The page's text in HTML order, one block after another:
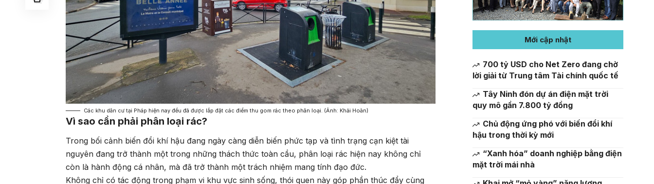
Các khu dân cư tại Pháp hiện nay đều đã được lắp đặt các điểm thu gom rác theo phân loại. (Ảnh: Khải Hoàn)
Vì sao cần phải phân loại rác?
Trong bối cảnh biến đổi khí hậu đang ngày càng diễn biến phức tạp và tình trạng cạn kiệt tài
nguyên đang trở thành một trong những thách thức toàn cầu, phân loại rác hiện nay không chỉ
còn là hành động cá nhân, mà đã trở thành một trách nhiệm mang tính đạo đức.
Không chỉ có tác động trong phạm vi khu vực sinh sống, thói quen này góp phần thúc đẩy cùng
Mới cập nhật
700 tỷ USD cho Net Zero đang chờ
lời giải từ Trung tâm Tài chính quốc tế
Tây Ninh đón dự án điện mặt trời
quy mô gần 7.800 tỷ đồng
Chủ động ứng phó với biến đổi khí
hậu trong thời kỳ mới
“Xanh hóa” doanh nghiệp bằng điện
mặt trời mái nhà